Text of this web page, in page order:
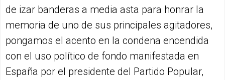
de izar banderas a media asta para honrar la
memoria de uno de sus principales agitadores,
pongamos el acento en la condena encendida
con el uso político de fondo manifestada en
España por el presidente del Partido Popular,